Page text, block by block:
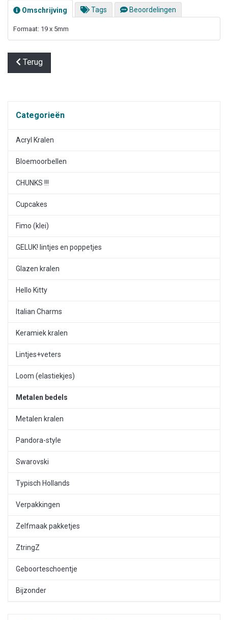
Omschrijving Tags Beoordelingen
Formaat: 19 x 5mm
Terug
Categorieën
Acryl Kralen
Bloemoorbellen
CHUNKS !!!
Cupcakes
Fimo (klei)
GELUK! lintjes en poppetjes
Glazen kralen
Hello Kitty
Italian Charms
Keramiek kralen
Lintjes+veters
Loom (elastiekjes)
Metalen bedels
Metalen kralen
Pandora-style
Swarovski
Typisch Hollands
Verpakkingen
Zelfmaak pakketjes
ZtringZ
Geboorteschoentje
Bijzonder